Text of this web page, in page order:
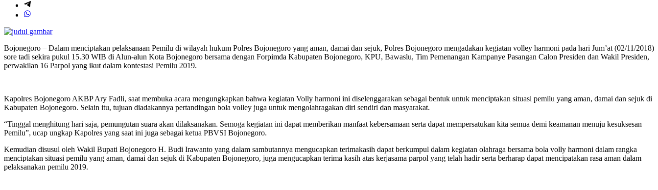
Bojonegoro – Dalam menciptakan pelaksanaan Pemilu di wilayah hukum Polres Bojonegoro yang aman, damai dan sejuk, Polres Bojonegoro mengadakan kegiatan volley harmoni pada hari Jum’at (02/11/2018)
sore tadi sekira pukul 15.30 WIB di Alun-alun Kota Bojonegoro bersama dengan Forpimda Kabupaten Bojonegoro, KPU, Bawaslu, Tim Pemenangan Kampanye Pasangan Calon Presiden dan Wakil Presiden,
perwakilan 16 Parpol yang ikut dalam kontestasi Pemilu 2019.
Kapolres Bojonegoro AKBP Ary Fadli, saat membuka acara mengungkapkan bahwa kegiatan Volly harmoni ini diselenggarakan sebagai bentuk untuk menciptakan situasi pemilu yang aman, damai dan sejuk di
Kabupaten Bojonegoro. Selain itu, tujuan diadakannya pertandingan bola volley juga untuk mengolahragakan diri sendiri dan masyarakat.
“Tinggal menghitung hari saja, pemungutan suara akan dilaksanakan. Semoga kegiatan ini dapat memberikan manfaat kebersamaan serta dapat mempersatukan kita semua demi keamanan menuju kesuksesan
Pemilu”, ucap ungkap Kapolres yang saat ini juga sebagai ketua PBVSI Bojonegoro.
Kemudian disusul oleh Wakil Bupati Bojonegoro H. Budi Irawanto yang dalam sambutannya mengucapkan terimakasih dapat berkumpul dalam kegiatan olahraga bersama bola volly harmoni dalam rangka
menciptakan situasi pemilu yang aman, damai dan sejuk di Kabupaten Bojonegoro, juga mengucapkan terima kasih atas kerjasama parpol yang telah hadir serta berharap dapat mencipatakan rasa aman dalam
pelaksanakan pemilu 2019.